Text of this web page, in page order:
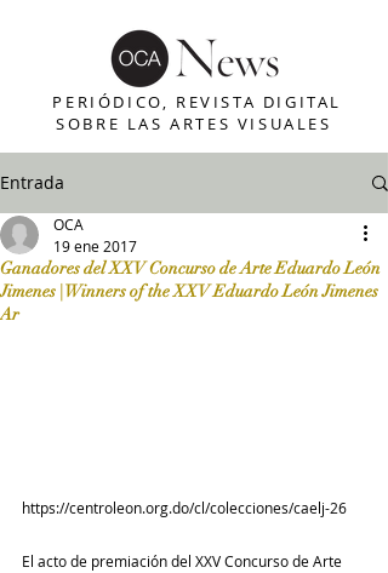
PERIÓDICO, REVISTA DIGITAL
SOBRE LAS ARTES VISUALES
Entrada
Ganadores del XXV Concurso de Arte Eduardo León
Jimenes | Winners of the XXV Eduardo León Jimenes
Ar
OCA
19 ene 2017
https://centroleon.org.do/cl/colecciones/caelj-26
El acto de premiación del XXV Concurso de Arte